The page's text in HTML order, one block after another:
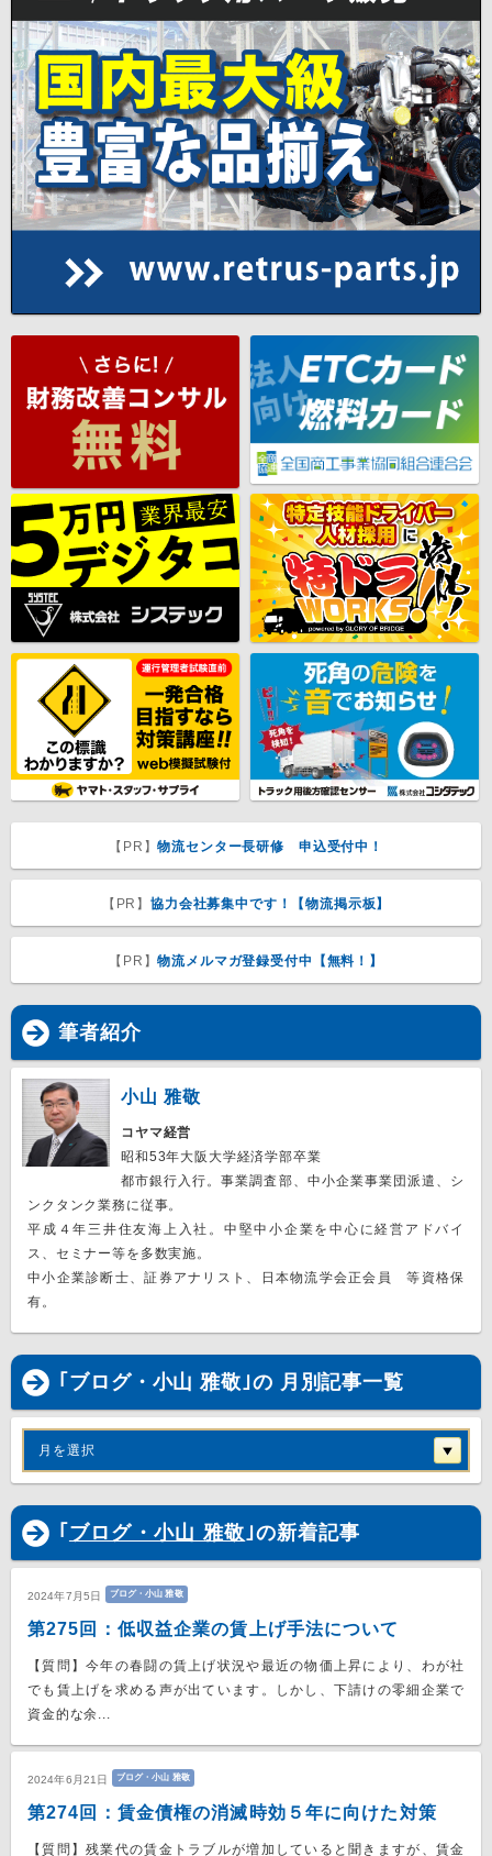
【PR】物流センター長研修 申込受付中！
【PR】協力会社募集中です！【物流掲示板】
【PR】物流メルマガ登録受付中【無料！】
筆者紹介
小山 雅敬
コヤマ経営
昭和53年大阪大学経済学部卒業
都市銀行入行。事業調査部、中小企業事業団派遣、シ
ンクタンク業務に従事。
平成４年三井住友海上入社。中堅中小企業を中心に経営アドバイ
ス、セミナー等を多数実施。
中小企業診断士、証券アナリスト、日本物流学会正会員 等資格保
有。
｢ブログ・小山 雅敬｣の 月別記事一覧
月を選択
｢ ブログ・小山 雅敬｣の新着記事
2024年7月5日 ブログ・小山 雅敬
第275回：低収益企業の賃上げ手法について
【質問】今年の春闘の賃上げ状況や最近の物価上昇により、わが社
でも賃上げを求める声が出ています。しかし、下請けの零細企業で
資金的な余...
2024年6月21日 ブログ・小山 雅敬
第274回：賃金債権の消滅時効５年に向けた対策
【質問】残業代の賃金トラブルが増加していると聞きますが、賃金